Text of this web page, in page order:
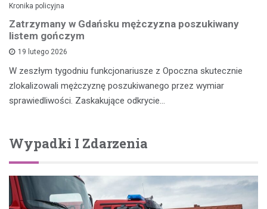
Kronika policyjna
Zatrzymany w Gdańsku mężczyzna poszukiwany
listem gończym
19 lutego 2026
W zeszłym tygodniu funkcjonariusze z Opoczna skutecznie
zlokalizowali mężczyznę poszukiwanego przez wymiar
sprawiedliwości. Zaskakujące odkrycie…
Wypadki I Zdarzenia